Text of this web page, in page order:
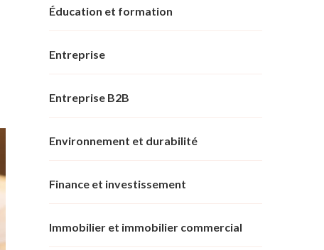
Éducation et formation
Entreprise
Entreprise B2B
Environnement et durabilité
Finance et investissement
Immobilier et immobilier commercial